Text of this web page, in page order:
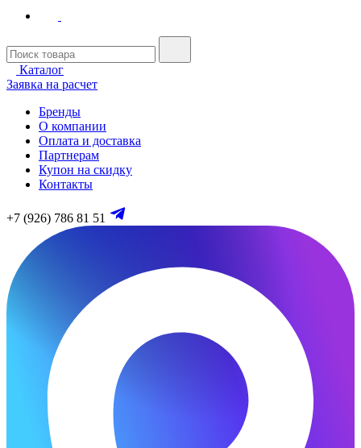
Каталог
Заявка на расчет
Бренды
О компании
Оплата и доставка
Партнерам
Купон на скидку
Контакты
+7 (926) 786 81 51